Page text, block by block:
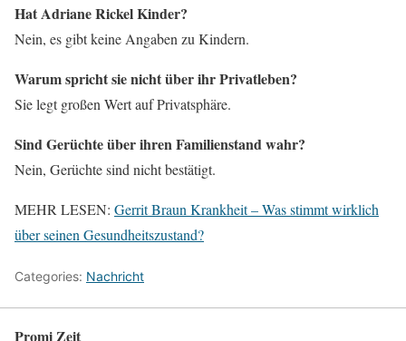
Hat Adriane Rickel Kinder?
Nein, es gibt keine Angaben zu Kindern.
Warum spricht sie nicht über ihr Privatleben?
Sie legt großen Wert auf Privatsphäre.
Sind Gerüchte über ihren Familienstand wahr?
Nein, Gerüchte sind nicht bestätigt.
MEHR LESEN: Gerrit Braun Krankheit – Was stimmt wirklich
über seinen Gesundheitszustand?
Categories: Nachricht
Promi Zeit